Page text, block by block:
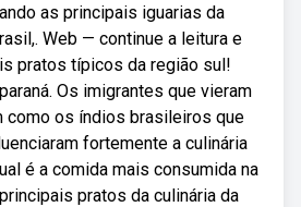
as principais iguarias da
Web — continue a leitura e
pratos típicos da região sul!
Os imigrantes que vieram
como os índios brasileiros que
fortemente a culinária
é a comida mais consumida na
pratos da culinária da